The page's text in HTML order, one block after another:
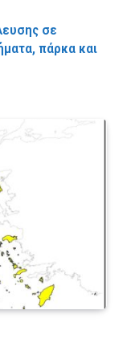
σε
πάρκα και